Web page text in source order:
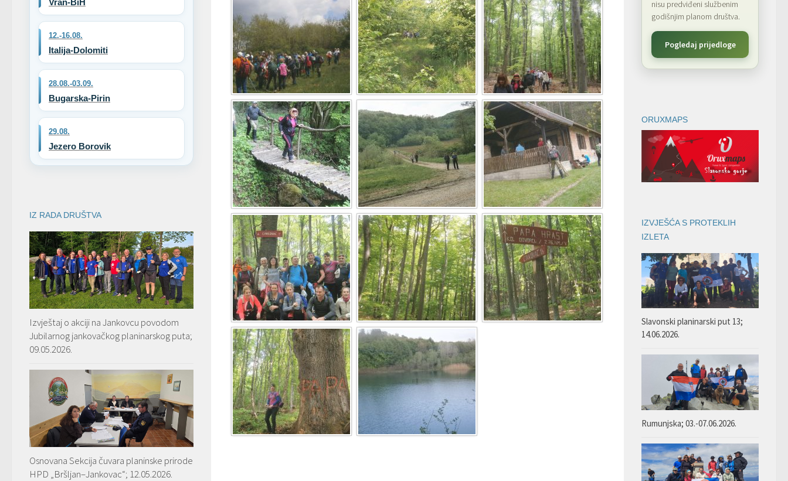
Vran-BiH
12.-16.08.
Italija-Dolomiti
28.08.-03.09.
Bugarska-Pirin
29.08.
Jezero Borovik
IZ RADA DRUŠTVA
Izvještaj o akciji na Jankovcu povodom
Jubilarnog jankovačkog planinarskog puta;
09.05.2026.
Osnovana Sekcija čuvara planinske prirode
HPD „Bršljan–Jankovac“; 12.05.2026.
nisu predviđeni službenim
godišnjim planom društva.
Pogledaj prijedloge
ORUXMAPS
IZVJEŠĆA S PROTEKLIH
IZLETA
Slavonski planinarski put 13;
14.06.2026.
Rumunjska; 03.-07.06.2026.